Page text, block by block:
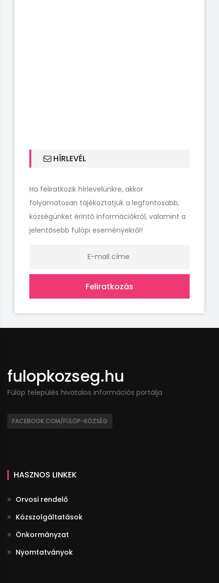
HÍRLEVÉL
Ha feliratkozik hírlevelünkre, akkor
folyamatosan tájékoztatjuk a legfontosabb,
községünket érintő információkról, valamint a
jelentősebb fülöpi eseményekről!
Feliratkozás
fulopkozseg.hu
Fülöp település hivatalos információs portálja
FACEBOOK.COM/FÜLÖP-KÖZSÉG
HASZNOS LINKEK
Orvosi rendelő
Közszolgáltatások
Önkormányzat
Nyomtatványok